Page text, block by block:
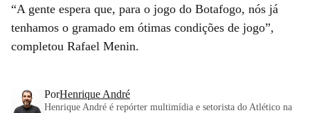
“A gente espera que, para o jogo do Botafogo, nós já
tenhamos o gramado em ótimas condições de jogo”,
completou Rafael Menin.
PorHenrique André
Henrique André é repórter multimídia e setorista do Atlético na